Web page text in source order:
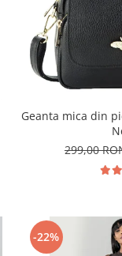
Geanta mica din
299,00
-22%